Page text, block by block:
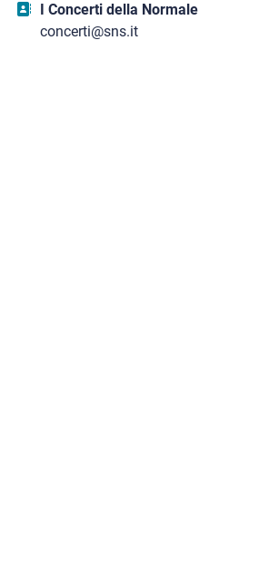
I Concerti della Normale
concerti@sns.it